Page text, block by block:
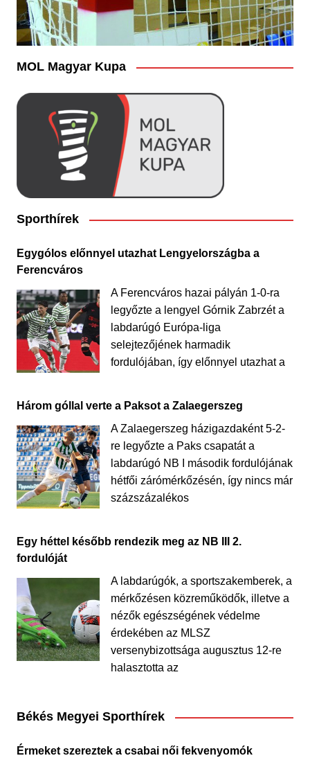
MOL Magyar Kupa
Sporthírek
Egygólos előnnyel utazhat Lengyelországba a
Ferencváros
A Ferencváros hazai pályán 1-0-ra
legyőzte a lengyel Górnik Zabrzét a
labdarúgó Európa-liga
selejtezőjének harmadik
fordulójában, így előnnyel utazhat a
Három góllal verte a Paksot a Zalaegerszeg
A Zalaegerszeg házigazdaként 5-2-
re legyőzte a Paks csapatát a
labdarúgó NB I második fordulójának
hétfői zárómérkőzésén, így nincs már
százszázalékos
Egy héttel később rendezik meg az NB III 2.
fordulóját
A labdarúgók, a sportszakemberek, a
mérkőzésen közreműködők, illetve a
nézők egészségének védelme
érdekében az MLSZ
versenybizottsága augusztus 12-re
halasztotta az
Békés Megyei Sporthírek
Érmeket szereztek a csabai női fekvenyomók